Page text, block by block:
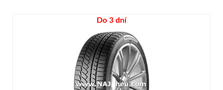
Do 3 dní